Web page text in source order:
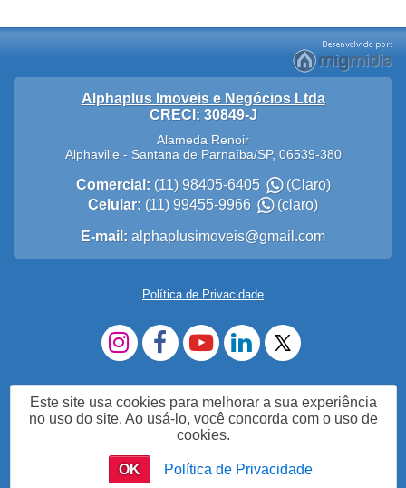
Me Chame no WhatsApp
Alphaplus Imoveis e Negócios Ltda
CRECI: 30849-J
Alameda Renoir
Alphaville- Santana de Parnaíba/SP, 06539-380
Comercial: (11) 98405-6405
(Claro)
Celular: (11) 99455-9966 (claro)
E-mail: alphaplusimoveis@gmail.com
Política de Privacidade
Este site usa cookies para melhorar a sua experiência
no uso do site. Ao usá-lo, você concorda com o uso de
cookies.
OK Política de Privacidade